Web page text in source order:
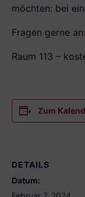
möchten: bei
Fragen gerne an:
Raum 113 –
Zum
DETAILS
Datum: